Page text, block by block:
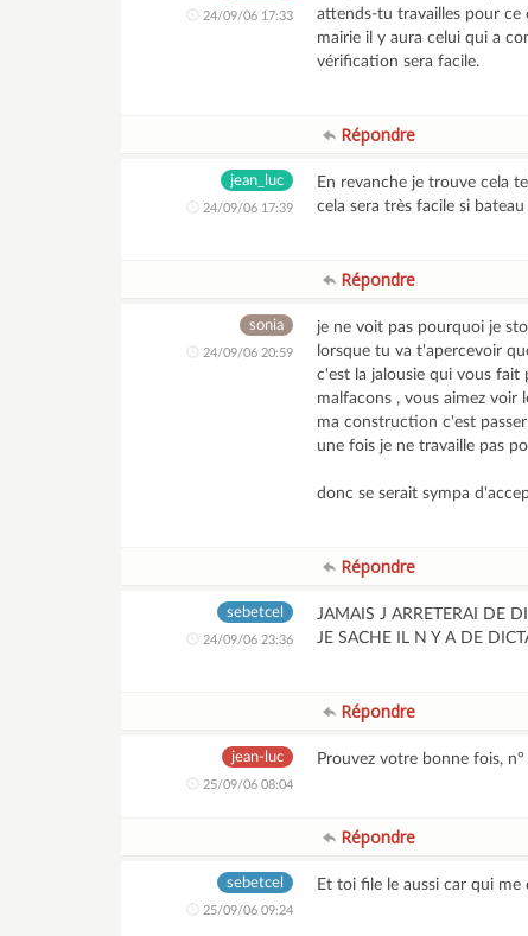
24/09/06 17:33
attends-tu travailles pour ce
mairie il y aura celui qui a
vérification sera facile.
Répondre
jean_luc
24/09/06 17:39
En revanche je trouve cela
cela sera très facile si
Répondre
sonia
24/09/06 20:59
je ne voit pas pourquoi je
lorsque tu va t'apercevoir
c'est la jalousie qui vous fait
malfacons , vous aimez voir
ma construction c'est
une fois je ne travaille pas
donc se serait sympa
Répondre
sebetcel
24/09/06 23:36
JAMAIS J ARRETERAI DE
JE SACHE IL N Y A DE
Répondre
jean-luc
25/09/06 08:04
Prouvez votre bonne fois,
Répondre
sebetcel
25/09/06 09:24
Et toi file le aussi car qui